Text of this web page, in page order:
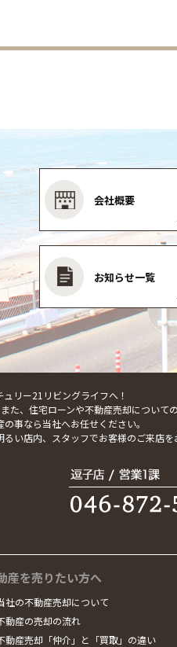
会社概要
お知らせ一覧
リー21リビングライフへ！
、住宅ローンや不動産売却について
事なら当社へお任せください。
い店内、スタッフでお客様のご来店を
産を売りたい方へ
社の不動産売却について
動産の売却の流れ
動産売却「仲介」と「買取」の違い